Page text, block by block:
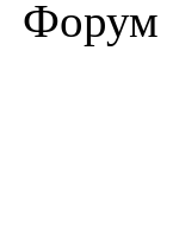
Форум